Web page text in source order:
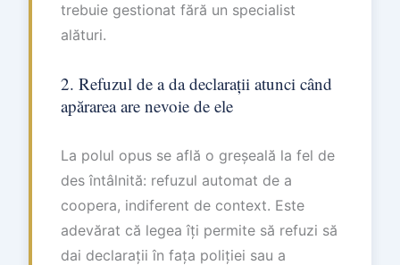
trebuie gestionat fără un specialist
alături.
2. Refuzul de a da declarații atunci când
apărarea are nevoie de ele
La polul opus se află o greșeală la fel de
des întâlnită: refuzul automat de a
coopera, indiferent de context. Este
adevărat că legea îți permite să refuzi să
dai declarații în fața poliției sau a